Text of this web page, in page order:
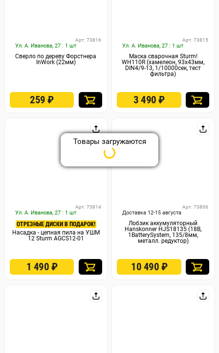
Ул. А. Иванова, 27 : 1 шт
Арт. 73816
Сверло по дереву Форстнера
InWork (22мм)
259₽
Ул. А. Иванова, 27 : 1 шт
Арт. 73815
Маска сварочная Sturm!
WH110R (хамелеон, 93x43мм,
DIN4/9-13, 1/10000сек, тест
фильтра)
3 490₽
Ул. А. Иванова, 27 : 1 шт
Арт. 73814
ОТРЕЗНЫЕ ДИСКИ В ПОДАРОК!
Насадка - цепная пила на УШМ
12 Sturm AGCS12-01
1 490 ₽
Доставка 12-15 августа
Арт. 73806
Лобзик аккумуляторный
Hanskonner HJS18135 (18В,
1BatterySystem, 135/8мм,
металл. редуктор)
10 490 ₽
Товары загружаются